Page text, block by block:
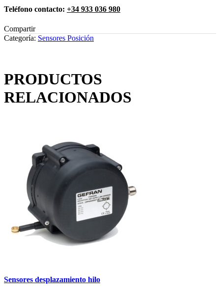
Teléfono contacto: +34 933 036 980
Compartir
Categoría: Sensores Posición
PRODUCTOS
RELACIONADOS
Sensores desplazamiento hilo